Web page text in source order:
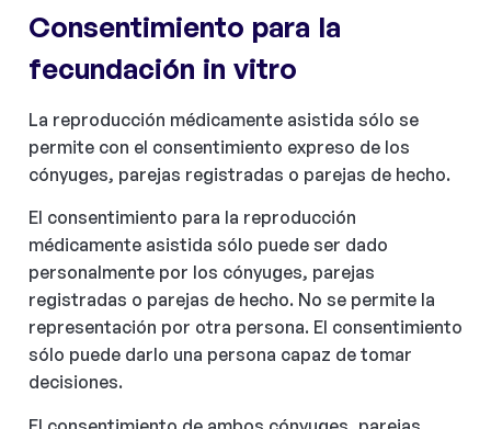
Consentimiento para la
fecundación in vitro
La reproducción médicamente asistida sólo se
permite con el consentimiento expreso de los
cónyuges, parejas registradas o parejas de hecho.
El consentimiento para la reproducción
médicamente asistida sólo puede ser dado
personalmente por los cónyuges, parejas
registradas o parejas de hecho. No se permite la
representación por otra persona. El consentimiento
sólo puede darlo una persona capaz de tomar
decisiones.